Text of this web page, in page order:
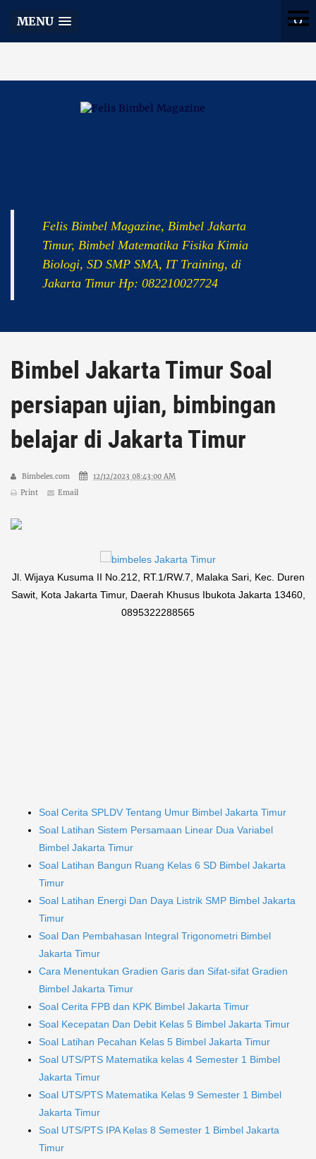
Felis Bimbel Magazine, Bimbel Jakarta
Timur, Bimbel Matematika Fisika Kimia
Biologi, SD SMP SMA, IT Training, di
Jakarta Timur Hp: 082210027724
MENU
Bimbel Jakarta Timur Soal
persiapan ujian, bimbingan
belajar di Jakarta Timur
Bimbeles.com
12/12/2023 08:43:00 AM
Print
Email
Jl. Wijaya Kusuma II No.212, RT.1/RW.7, Malaka Sari, Kec. Duren
Sawit, Kota Jakarta Timur, Daerah Khusus Ibukota Jakarta 13460,
0895322288565
Soal Cerita SPLDV Tentang Umur Bimbel Jakarta Timur
Soal Latihan Sistem Persamaan Linear Dua Variabel
Bimbel Jakarta Timur
Soal Latihan Bangun Ruang Kelas 6 SD Bimbel Jakarta
Timur
Soal Latihan Energi Dan Daya Listrik SMP Bimbel Jakarta
Timur
Soal Dan Pembahasan Integral Trigonometri Bimbel
Jakarta Timur
Cara Menentukan Gradien Garis dan Sifat-sifat Gradien
Bimbel Jakarta Timur
Soal Cerita FPB dan KPK Bimbel Jakarta Timur
Soal Kecepatan Dan Debit Kelas 5 Bimbel Jakarta Timur
Soal Latihan Pecahan Kelas 5 Bimbel Jakarta Timur
Soal UTS/PTS Matematika kelas 4 Semester 1 Bimbel
Jakarta Timur
Soal UTS/PTS Matematika Kelas 9 Semester 1 Bimbel
Jakarta Timur
Soal UTS/PTS IPA Kelas 8 Semester 1 Bimbel Jakarta
Timur